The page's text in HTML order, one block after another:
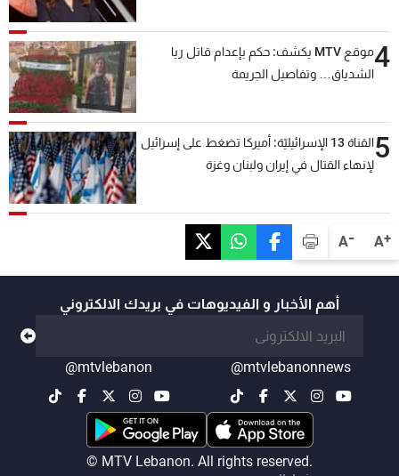
A+
A-
4
موقع MTV يكشف: حكم بإعدام قاتل ريا
الشدياق… وتفاصيل الجريمة
5
القناة 13 الإسرائيليّة: أميركا تضغط على إسرائيل
لإنهاء القتال في إيران ولبنان وغزة
أهم الأخبار و الفيديوهات في بريدك الالكتروني
@mtvlebanonnews
@mtvlebanon
© MTV Lebanon. All rights reserved.